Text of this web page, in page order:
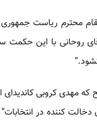
محترم ریاست
روحانی با این
دخالت کننده در